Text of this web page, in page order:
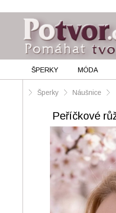
ŠPERKY MÓDA
Šperky Náušnice
Peříčkové